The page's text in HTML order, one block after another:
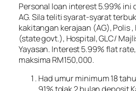
Personal loan interest 5.99% ini
AG. Sila teliti syarat-syarat
kakitangan kerajaan (AG), Polis ,
(state govt.), Hospital, GLC/
Yayasan. Interest 5.99% flat
maksima RM150,000.
Had umur minimum 18